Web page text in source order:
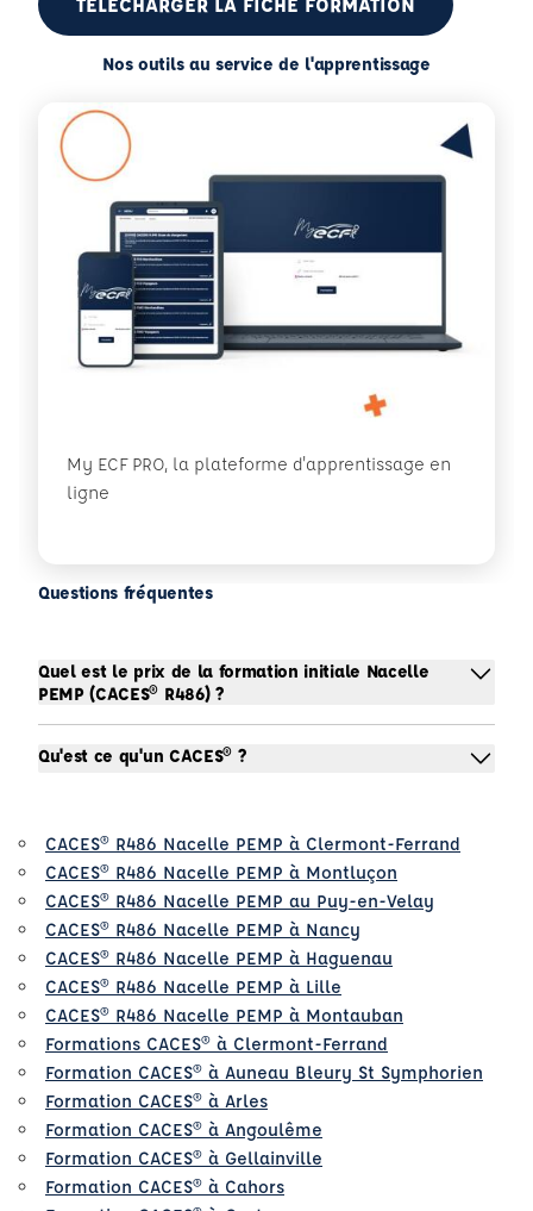
Nos outils au service de l'apprentissage
My ECF PRO, la plateforme d'apprentissage en
ligne
Questions fréquentes
Quel est le prix de la formation initiale Nacelle
PEMP (CACES® R486) ?
Qu'est ce qu'un CACES® ?
CACES® R486 Nacelle PEMP à Clermont-Ferrand
CACES® R486 Nacelle PEMP à Montluçon
CACES® R486 Nacelle PEMP au Puy-en-Velay
CACES® R486 Nacelle PEMP à Nancy
CACES® R486 Nacelle PEMP à Haguenau
CACES® R486 Nacelle PEMP à Lille
CACES® R486 Nacelle PEMP à Montauban
Formations CACES® à Clermont-Ferrand
Formation CACES® à Auneau Bleury St Symphorien
Formation CACES® à Arles
Formation CACES® à Angoulême
Formation CACES® à Gellainville
Formation CACES® à Cahors